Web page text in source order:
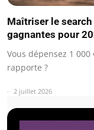
Maîtriser le
gagnantes pour
Vous dépensez 1
rapporte ?
2 juillet 2026